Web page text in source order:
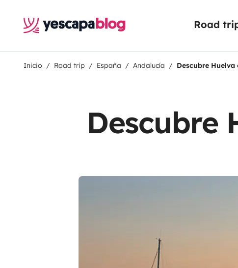
Road
Inicio Road trip España Andalucía Descubre
Descubre